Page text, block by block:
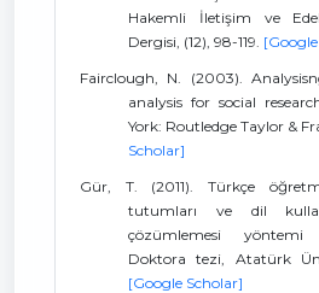
Hakemli İletişim ve
Dergisi, (12), 98-119.
Fairclough, N. (2003).
analysis for social
York: Routledge Taylor &
Scholar]
Gür, T. (2011). Türkçe
tutumları ve dil
çözümlemesi yöntemi
Doktora tezi, Atatürk
[Google Scholar]